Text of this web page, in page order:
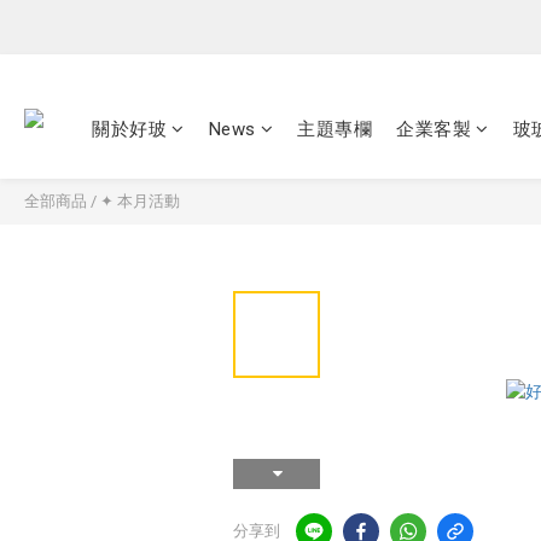
關於好玻 News 主題專欄 企業客製 玻
全部商品 / ✦ 本月活動
分享到